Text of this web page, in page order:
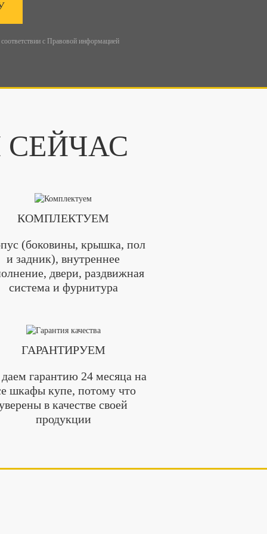
с Правовой информацией
КОМПЛЕКТУЕМ
(боковины, крышка, пол
и задник), внутреннее
двери, раздвижная
система и фурнитура
ГАРАНТИРУЕМ
гарантию 24 месяца на
шкафы купе, потому что
в качестве своей
продукции